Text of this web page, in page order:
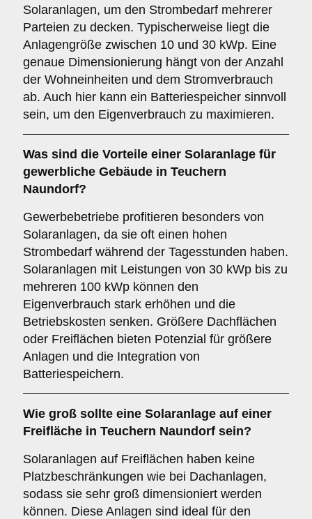
Solaranlagen, um den Strombedarf mehrerer
Parteien zu decken. Typischerweise liegt die
Anlagengröße zwischen 10 und 30 kWp. Eine
genaue Dimensionierung hängt von der Anzahl
der Wohneinheiten und dem Stromverbrauch
ab. Auch hier kann ein Batteriespeicher sinnvoll
sein, um den Eigenverbrauch zu maximieren.
Was sind die Vorteile einer Solaranlage für
gewerbliche Gebäude in Teuchern
Naundorf?
Gewerbebetriebe profitieren besonders von
Solaranlagen, da sie oft einen hohen
Strombedarf während der Tagesstunden haben.
Solaranlagen mit Leistungen von 30 kWp bis zu
mehreren 100 kWp können den
Eigenverbrauch stark erhöhen und die
Betriebskosten senken. Größere Dachflächen
oder Freiflächen bieten Potenzial für größere
Anlagen und die Integration von
Batteriespeichern.
Wie groß sollte eine Solaranlage auf einer
Freifläche in Teuchern Naundorf sein?
Solaranlagen auf Freiflächen haben keine
Platzbeschränkungen wie bei Dachanlagen,
sodass sie sehr groß dimensioniert werden
können. Diese Anlagen sind ideal für den